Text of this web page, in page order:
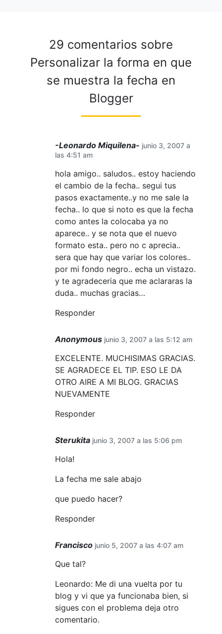
29 comentarios sobre
Personalizar la forma en que
se muestra la fecha en
Blogger
-Leonardo Miquilena- junio 3, 2007 a
las 4:51 am
hola amigo.. saludos.. estoy haciendo
el cambio de la fecha.. segui tus
pasos exactamente..y no me sale la
fecha.. lo que si noto es que la fecha
como antes la colocaba ya no
aparece.. y se nota que el nuevo
formato esta.. pero no c aprecia..
sera que hay que variar los colores..
por mi fondo negro.. echa un vistazo.
y te agradeceria que me aclararas la
duda.. muchas gracias…
Responder
Anonymous junio 3, 2007 a las 5:12 am
EXCELENTE. MUCHISIMAS GRACIAS.
SE AGRADECE EL TIP. ESO LE DA
OTRO AIRE A MI BLOG. GRACIAS
NUEVAMENTE
Responder
Sterukita junio 3, 2007 a las 5:06 pm
Hola!
La fecha me sale abajo
que puedo hacer?
Responder
Francisco junio 5, 2007 a las 4:07 am
Que tal?
Leonardo: Me di una vuelta por tu
blog y vi que ya funcionaba bien, si
sigues con el problema deja otro
comentario.